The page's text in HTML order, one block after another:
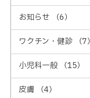
お知らせ （6）
ワクチン・健診 （7）
小児科一般 （15）
皮膚 （4）